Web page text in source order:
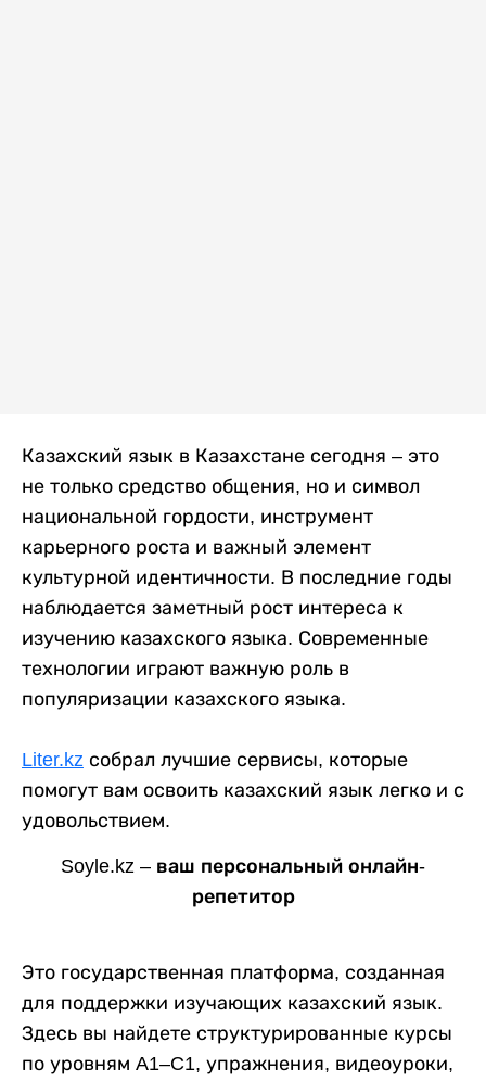
Казахский язык в Казахстане сегодня – это
не только средство общения, но и символ
национальной гордости, инструмент
карьерного роста и важный элемент
культурной идентичности. В последние годы
наблюдается заметный рост интереса к
изучению казахского языка. Современные
технологии играют важную роль в
популяризации казахского языка.
Liter.kz собрал лучшие сервисы, которые
помогут вам освоить казахский язык легко и с
удовольствием.
Soyle.kz – ваш персональный онлайн-
репетитор
Это государственная платформа, созданная
для поддержки изучающих казахский язык.
Здесь вы найдете структурированные курсы
по уровням A1–C1, упражнения, видеоуроки,